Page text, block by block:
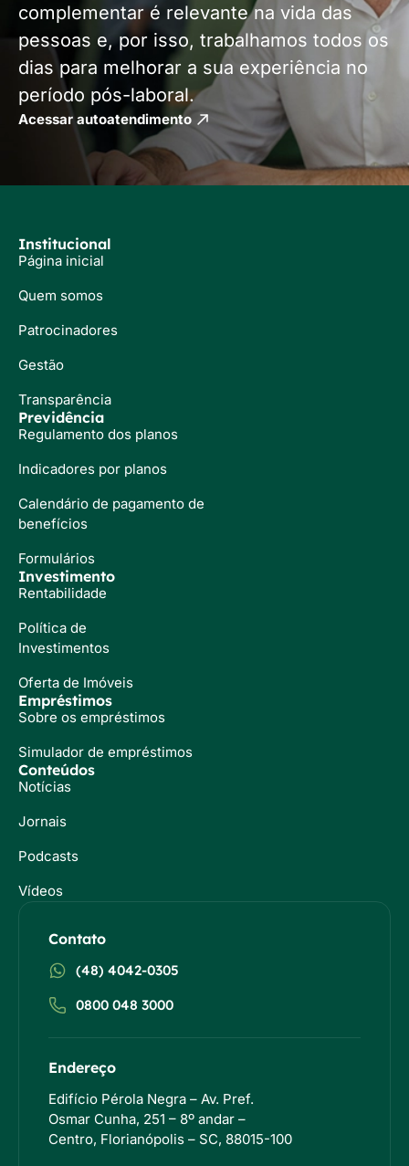
complementar é relevante na vida das
pessoas e, por isso, trabalhamos todos os
dias para melhorar a sua experiência no
período pós-laboral.
Acessar autoatendimento
Institucional
Página inicial
Quem somos
Patrocinadores
Gestão
Transparência
Previdência
Regulamento dos planos
Indicadores por planos
Calendário de pagamento de
benefícios
Formulários
Investimento
Rentabilidade
Política de
Investimentos
Oferta de Imóveis
Empréstimos
Sobre os empréstimos
Simulador de empréstimos
Conteúdos
Notícias
Jornais
Podcasts
Vídeos
Contato
(48) 4042-0305
0800 048 3000
Endereço
Edifício Pérola Negra – Av. Pref.
Osmar Cunha, 251 – 8º andar –
Centro, Florianópolis – SC, 88015-100